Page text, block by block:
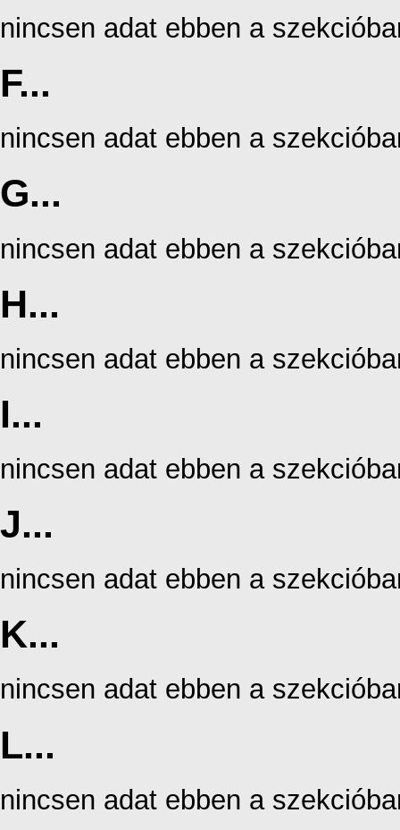
nincsen adat ebben a
F...
nincsen adat ebben a
G...
nincsen adat ebben a
H...
nincsen adat ebben a
I...
nincsen adat ebben a
J...
nincsen adat ebben a
K...
nincsen adat ebben a
L...
nincsen adat ebben a